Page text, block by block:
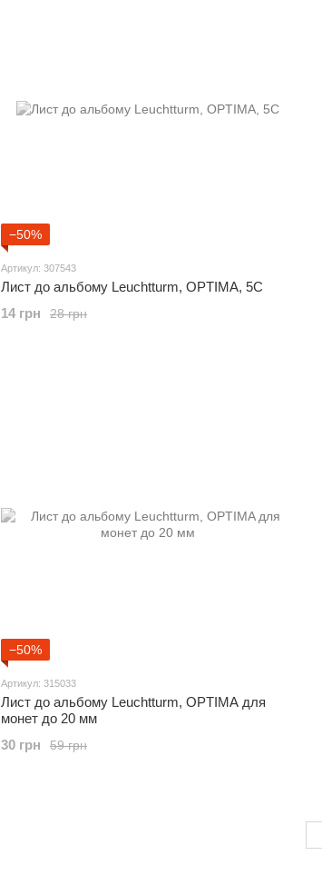
−50%
Артикул: 307543
Лист до альбому Leuchtturm, OPTIMA, 5C
28 грн
14 грн
−50%
Артикул: 315033
Лист до альбому Leuchtturm, OPTIMA для
монет до 20 мм
59 грн
30 грн